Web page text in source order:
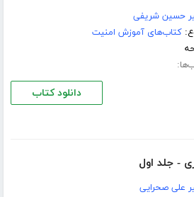
حسین شریفی
کتاب‌های آموزش امنیت
دانلود کتاب
- جلد اول
علی صحرایی